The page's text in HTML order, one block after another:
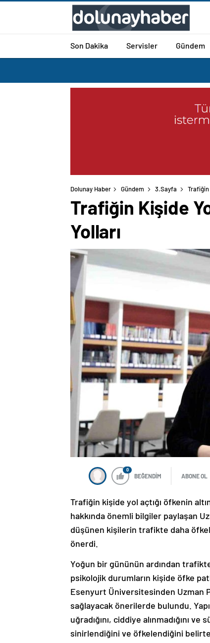
Son Dakika Servisler Gündem
Dolunay Haber Gündem 3.Sayfa Trafiğin
Trafiğin Kişide
Yolları
0
BEĞENDİM ABONE OL
Trafiğin kişide yol açtığı öfkenin
hakkında önemli bilgiler paylaşan
düşünen kişilerin trafikte daha
önerdi.
Yoğun bir gününün ardından
psikolojik durumların kişide öfke
Esenyurt Üniversitesinden Uzman
sağlayacak önerilerde bulundu.
uğradığını, ciddiye alınmadığını
sinirlendiğini ve öfkelendiğini